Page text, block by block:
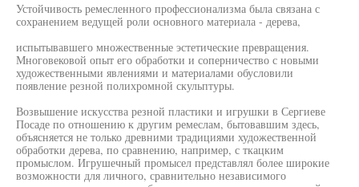
Устойчивость ремесленного профессионализма была связана с
сохранением ведущей роли основного материала - дерева,
испытывавшего множественные эстетические превращения.
Многовековой опыт его обработки и соперничество с новыми
художественными явлениями и материалами обусловили
появление резной полихромной скульптуры.
Возвышение искусства резной пластики и игрушки в Сергиеве
Посаде по отношению к другим ремеслам, бытовавшим здесь,
объясняется не только древними традициями художественной
обработки дерева, по сравнению, например, с ткацким
промыслом. Игрушечный промысел представлял более широкие
возможности для личного, сравнительно независимого